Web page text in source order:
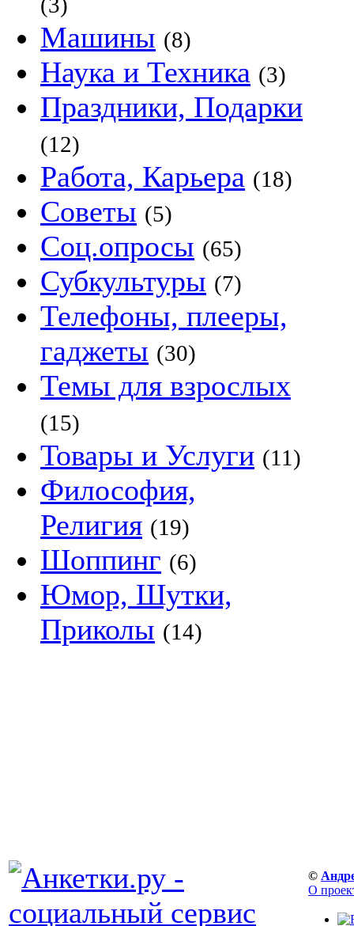
Машины (8)
Наука и Техника (3)
Праздники, Подарки
(12)
Работа, Карьера (18)
Советы (5)
Соц.опросы (65)
Субкультуры (7)
Телефоны, плееры,
гаджеты (30)
Темы для взрослых
(15)
Товары и Услуги (11)
Философия,
Религия (19)
Шоппинг (6)
Юмор, Шутки,
Приколы (14)
©
О